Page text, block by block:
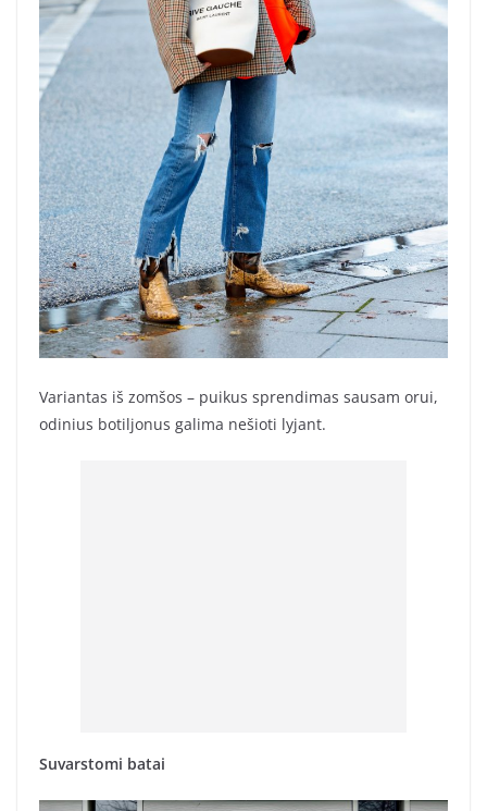
Variantas iš zomšos – puikus sprendimas sausam orui,
odinius botiljonus galima nešioti lyjant.
Suvarstomi batai